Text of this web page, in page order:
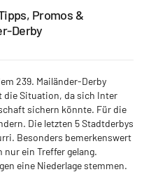
Promos &
Derby
239. Mailänder-Derby
die Situation, da sich Inter
sichern könnte. Für die
Die letzten 5 Stadtderbys
Besonders bemerkenswert
ein Treffer gelang.
eine Niederlage stemmen.